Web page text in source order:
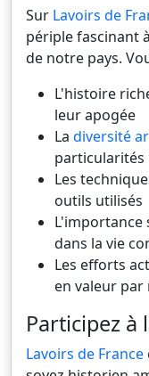
Sur Lavoirs de
périple fascinant
de notre pays.
L'histoire
leur apogée
La diversité
particularités
Les
outils utilisés
L'importance
dans la vie
Les efforts
en valeur par
Participez à
Lavoirs de France